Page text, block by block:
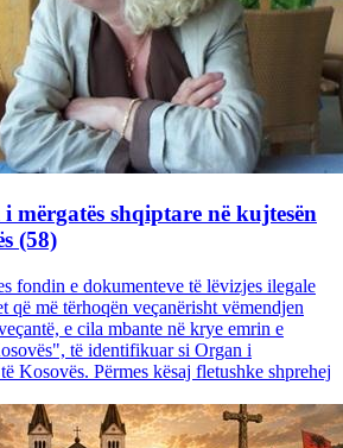
mërgatës shqiptare në kujtesën
(58)
fondin e dokumenteve të lëvizjes ilegale
që më tërhoqën veçanërisht vëmendjen
e cila mbante në krye emrin e
të identifikuar si Organ i
Kosovës. Përmes kësaj fletushke shprehej